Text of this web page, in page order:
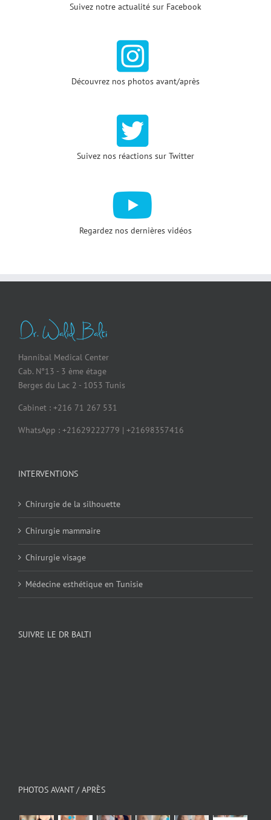
Suivez notre actualité sur Facebook
Découvrez nos photos avant/après
Suivez nos réactions sur Twitter
Regardez nos dernières vidéos
Hannibal Medical Center
Cab. N°13 - 3 ème étage
Berges du Lac 2 - 1053 Tunis
Cabinet : +216 71 267 531
WhatsApp : +21629222779 | +21698357416
INTERVENTIONS
Chirurgie de la silhouette
Chirurgie mammaire
Chirurgie visage
Médecine esthétique en Tunisie
SUIVRE LE DR BALTI
PHOTOS AVANT / APRÈS